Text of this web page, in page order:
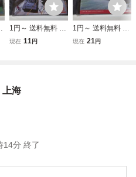
1円～ 送料無料 未
開封 PCエンジン
現在 11 円
1円～ 送料無料 未
開封 PCエンジン
現在 21 円
上海
14分 終了